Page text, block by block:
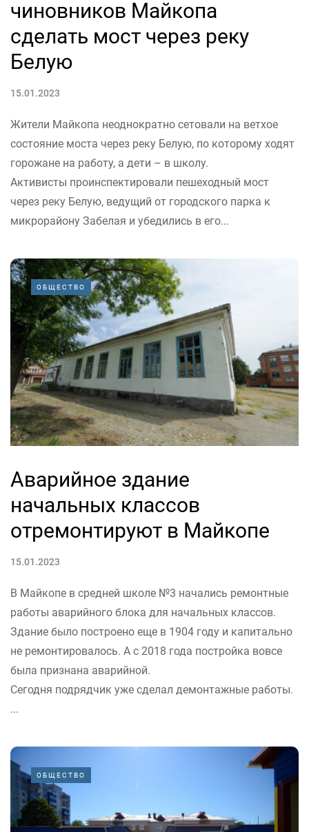
чиновников Майкопа
сделать мост через реку
Белую
15.01.2023
Жители Майкопа неоднократно сетовали на ветхое
состояние моста через реку Белую, по которому ходят
горожане на работу, а дети – в школу.
Активисты проинспектировали пешеходный мост
через реку Белую, ведущий от городского парка к
микрорайону Забелая и убедились в его...
ОБЩЕСТВО
Аварийное здание
начальных классов
отремонтируют в Майкопе
15.01.2023
В Майкопе в средней школе №3 начались ремонтные
работы аварийного блока для начальных классов.
Здание было построено еще в 1904 году и капитально
не ремонтировалось. А с 2018 года постройка вовсе
была признана аварийной.
Сегодня подрядчик уже сделал демонтажные работы.
...
ОБЩЕСТВО